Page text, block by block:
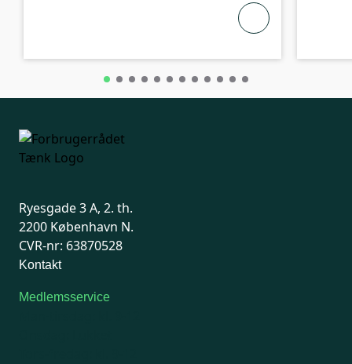
Ryesgade 3 A, 2. th.
2200 København N.
CVR-nr: 63870528
Kontakt
Medlemsservice